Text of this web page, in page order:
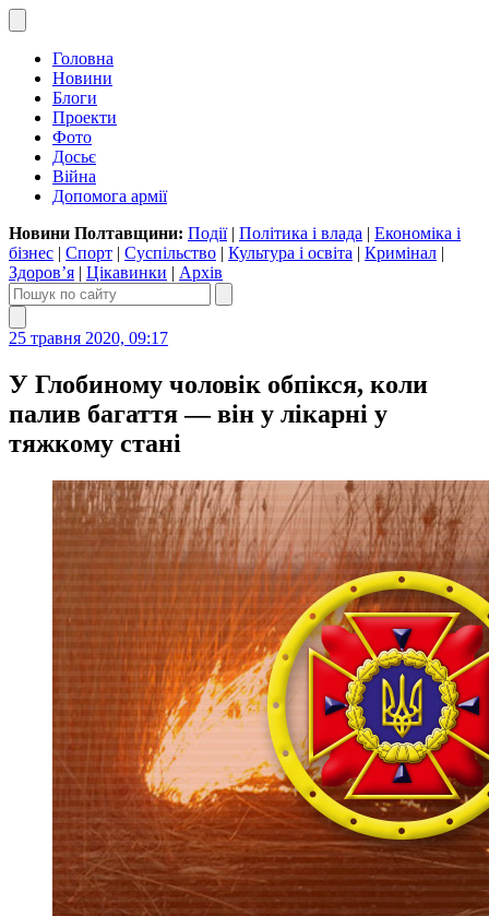
Головна
Новини
Блоги
Проекти
Фото
Досьє
Війна
Допомога армії
Новини Полтавщини: Події| Політика і влада | Економіка і
бізнес | Спорт | Суспільство | Культура і освіта | Кримінал |
Здоров’я | Цікавинки | Архів
25 травня 2020, 09:17
У Глобиному чоловік обпікся, коли
палив багаття — він у лікарні у
тяжкому стані